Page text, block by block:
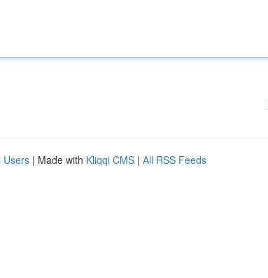
Users | Made with Kliqqi CMS | All RSS Feeds